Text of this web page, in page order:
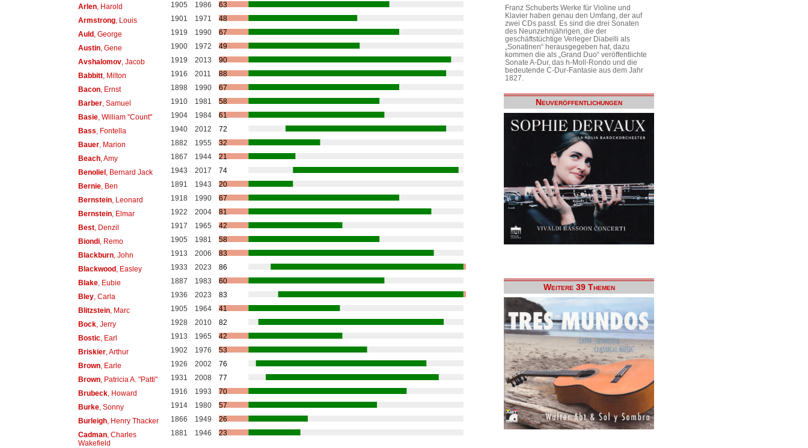
Arlen, Harold 1905 1986
63
Armstrong, Louis 1901 1971
48
Auld, George 1919 1990
67
Austin, Gene 1900 1972
49
Avshalomov, Jacob 1919 2013
90
Babbitt, Milton 1916 2011
88
Bacon, Ernst 1898 1990
67
Barber, Samuel 1910 1981
58
Basie, William "Count" 1904 1984
61
Bass , Fontella 1940 2012
72
Bauer, Marion 1882 1955
32
Beach, Amy 1867 1944
21
Benoliel, Bernard Jack 1943 2017
74
Bernie, Ben 1891 1943
20
Bernstein, Leonard 1918 1990
67
Bernstein, Elmar 1922 2004
81
Best, Denzil 1917 1965
42
Biondi, Remo 1905 1981
58
Blackburn, John 1913 2006
83
Blackwood, Easley 1933 2023
86
Blake, Eubie 1887 1983
60
Bley, Carla 1936 2023
83
Blitzstein, Marc 1905 1964
41
Bock, Jerry 1928 2010
82
Bostic, Earl 1913 1965
42
Briskier, Arthur 1902 1976
53
Brown, Earle 1926 2002
76
Brown, Patricia A. "Patti" 1931 2008
77
Brubeck, Howard 1916 1993
70
Burke, Sonny 1914 1980
57
Burleigh, Henry Thacker 1866 1949
26
Cadman, Charles
Wakefield
1881 1946 23
Franz Schuberts Werke für Violine und
Klavier haben genau den Umfang, der auf
zwei CDs passt. Es sind die drei Sonaten
des Neunzehnjährigen, die der
geschäftstüchtige Verleger Diabelli als
„Sonatinen“ herausgegeben hat, dazu
kommen die als „Grand Duo“ veröffentlichte
Sonate A-Dur, das h-Moll-Rondo und die
bedeutende C-Dur-Fantasie aus dem Jahr
1827.
Neuveröffentlichungen
Weitere 39 Themen